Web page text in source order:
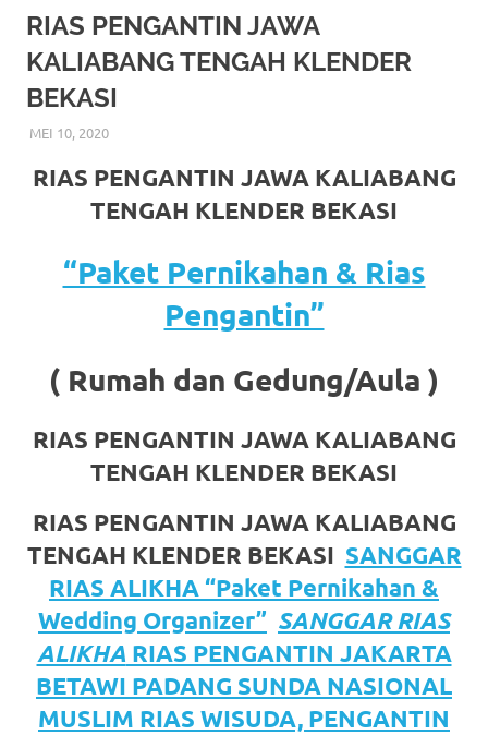
More
hints
rolex
replica.
my
https://www.watchesf.com.
learn
more
about
https://www.watchesb.com.
go
these
guys
https://
RIAS PENGANTIN JAWA
KALIABANG TENGAH KLENDER
BEKASI
MEI 10, 2020RIASALIKHA
AKAD NIKAH
MUSLIM,PAKET DEKORASI PELAMINAN , PAKET RIAS
PENGANTIN HIJAB,RIAS PENGANTIN JAWA,
RIAS PENGANTIN JAWA KALIABANG
TENGAH KLENDER BEKASI
“Paket Pernikahan & Rias
Pengantin”
( Rumah dan Gedung/Aula )
RIAS PENGANTIN JAWA KALIABANG
TENGAH KLENDER BEKASI
RIAS PENGANTIN JAWA KALIABANG
TENGAH KLENDER BEKASI SANGGAR
RIAS ALIKHA “Paket Pernikahan &
Wedding Organizer” SANGGAR RIAS
ALIKHA RIAS PENGANTIN JAKARTA
BETAWI PADANG SUNDA NASIONAL
MUSLIM RIAS WISUDA, PENGANTIN